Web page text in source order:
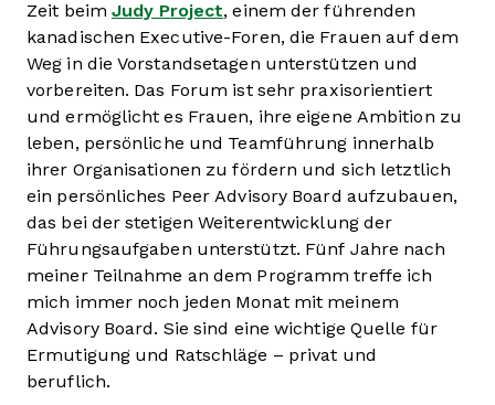
Zeit beim Judy Project, einem der führenden
kanadischen Executive-Foren, die Frauen auf dem
Weg in die Vorstandsetagen unterstützen und
vorbereiten. Das Forum ist sehr praxisorientiert
und ermöglicht es Frauen, ihre eigene Ambition zu
leben, persönliche und Teamführung innerhalb
ihrer Organisationen zu fördern und sich letztlich
ein persönliches Peer Advisory Board aufzubauen,
das bei der stetigen Weiterentwicklung der
Führungsaufgaben unterstützt. Fünf Jahre nach
meiner Teilnahme an dem Programm treffe ich
mich immer noch jeden Monat mit meinem
Advisory Board. Sie sind eine wichtige Quelle für
Ermutigung und Ratschläge – privat und
beruflich.